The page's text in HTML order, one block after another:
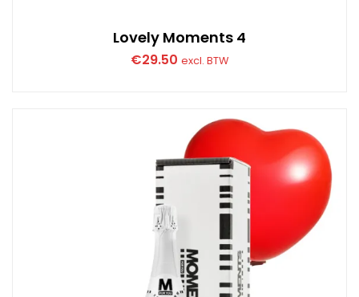
Lovely Moments 4
€29.50 excl. BTW